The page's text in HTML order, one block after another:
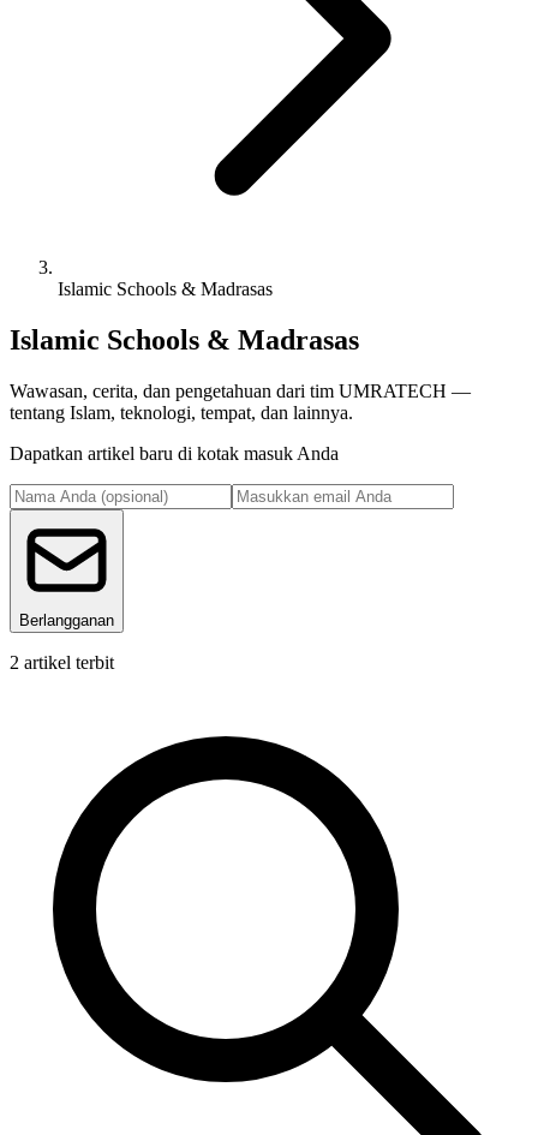
Islamic Schools & Madrasas
Islamic Schools & Madrasas
Wawasan, cerita, dan pengetahuan dari tim UMRATECH —
tentang Islam, teknologi, tempat, dan lainnya.
Dapatkan artikel baru di kotak masuk Anda
Berlangganan
2 artikel terbit